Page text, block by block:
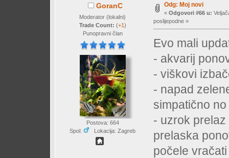
GoranC
Moderator (lokalni)
Trade Count: (+1 )
Punopravni član
Postova: 664
Spol:
Lokacija: Zagreb
Odg: Moj novi
« Odgovori #66 u:
poslijepodne »
Evo mali
- akvarij
- viškovi
- napad
simpatično
- uzrok
prelaska
počele